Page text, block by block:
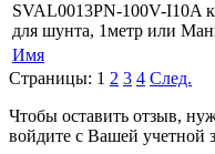
SVAL0013PN-100V-I10A
для шунта, 1метр или
Имя
Страницы: 1 2 3 4 След.
Чтобы оставить отзыв,
войдите с Вашей учетной